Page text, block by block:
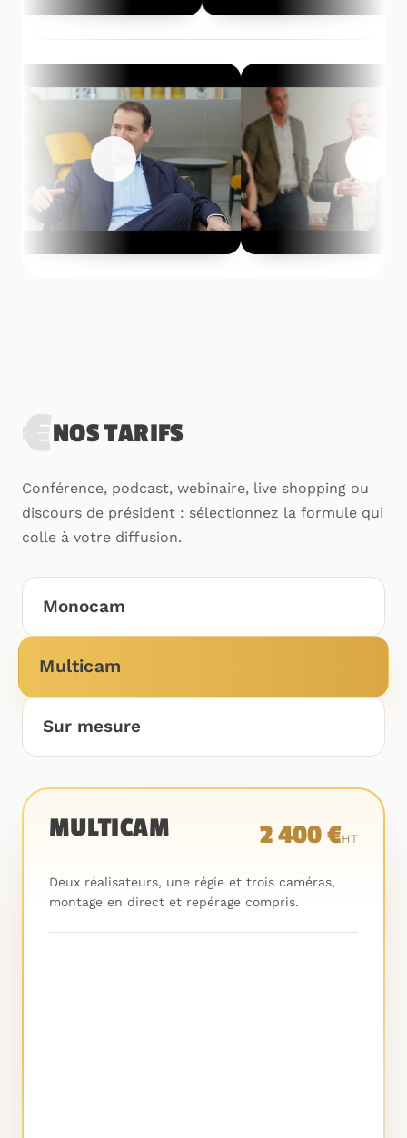
€NOS TARIFS
Conférence, podcast, webinaire, live shopping ou
discours de président : sélectionnez la formule qui
colle à votre diffusion.
Monocam
Multicam
Sur mesure
MULTICAM 2 400 €HT
Deux réalisateurs, une régie et trois caméras,
montage en direct et repérage compris.